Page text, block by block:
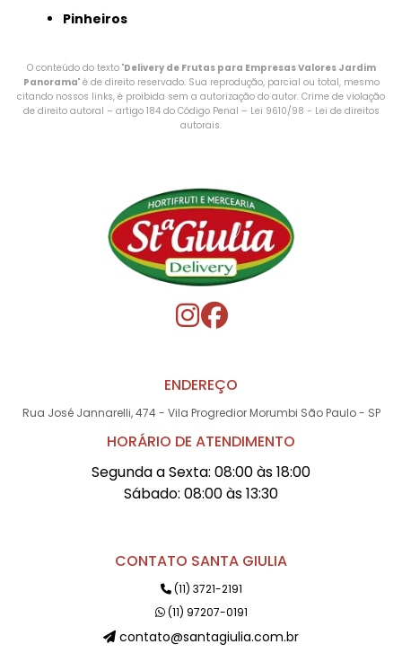
Pinheiros
O conteúdo do texto "Delivery de Frutas para Empresas Valores Jardim
Panorama" é de direito reservado. Sua reprodução, parcial ou total, mesmo
citando nossos links, é proibida sem a autorização do autor. Crime de violação
de direito autoral – artigo 184 do Código Penal – Lei 9610/98 - Lei de direitos
autorais.
ENDEREÇO
Rua José Jannarelli, 474 - Vila Progredior Morumbi São Paulo - SP
HORÁRIO DE ATENDIMENTO
Segunda a Sexta: 08:00 às 18:00
Sábado: 08:00 às 13:30
CONTATO SANTA GIULIA
(11) 3721-2191
(11) 97207-0191
contato@santagiulia.com.br